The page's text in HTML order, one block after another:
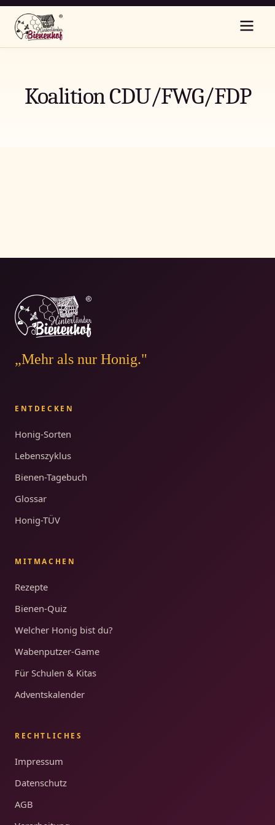
Koalition CDU/FWG/FDP
„Mehr als nur Honig."
ENTDECKEN
Honig-Sorten
Lebenszyklus
Bienen-Tagebuch
Glossar
Honig-TÜV
MITMACHEN
Rezepte
Bienen-Quiz
Welcher Honig bist du?
Wabenputzer-Game
Für Schulen & Kitas
Adventskalender
RECHTLICHES
Impressum
Datenschutz
AGB